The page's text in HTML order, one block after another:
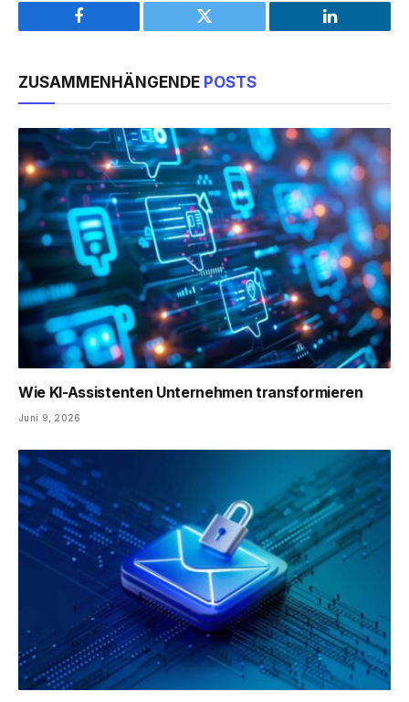
Facebook Twitter LinkedIn
ZUSAMMENHÄNGENDE POSTS
Wie KI-Assistenten Unternehmen transformieren
Juni 9, 2026